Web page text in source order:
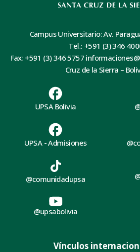
Campus Universitario: Av.
Tel.: +591 (3) 346
Fax: +591 (3) 346 5757
Cruz de la Sierra –
UPSA Bolivia
UPSA - Admisiones
@comunidadupsa
@upsabolivia
Vínculos